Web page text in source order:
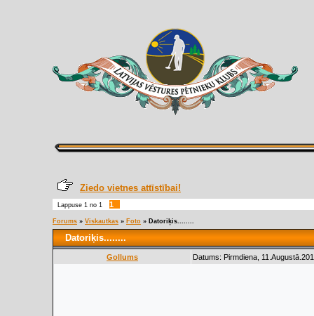
Ziedo vietnes attīstībai!
Lappuse 1 no 1 1
Forums » Viskautkas » Foto » Datoriķis........
Datoriķis........
Gollums Datums: Pirmdiena,